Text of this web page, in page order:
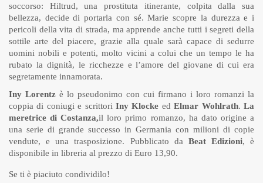
soccorso: Hiltrud, una prostituta itinerante, colpita dalla sua
bellezza, decide di portarla con sé. Marie scopre la durezza e i
pericoli della vita di strada, ma apprende anche tutti i segreti della
sottile arte del piacere, grazie alla quale sarà capace di sedurre
uomini nobili e potenti, molto vicini a colui che un tempo le ha
rubato la dignità, le ricchezze e l’amore del giovane di cui era
segretamente innamorata.
Iny Lorentz è lo pseudonimo con cui firmano i loro romanzi la
coppia di coniugi e scrittori Iny Klocke edElmar Wohlrath.La
meretrice di Costanza,il loro primo romanzo, ha dato origine a
una serie di grande successo in Germania con milioni di copie
vendute, e una trasposizione. Pubblicato da Beat Edizioni, è
disponibile in libreria al prezzo di Euro 13,90.
Se ti è piaciuto condividilo!